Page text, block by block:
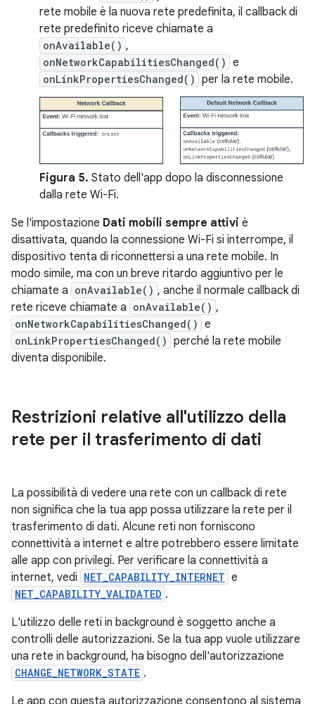
rete mobile è la nuova rete predefinita, il callback di
rete predefinito riceve chiamate a
onAvailable() ,
onNetworkCapabilitiesChanged() e
onLinkPropertiesChanged() per la rete mobile.
Figura 5. Stato dell'app dopo la disconnessione
dalla rete Wi-Fi.
Se l'impostazione Dati mobili sempre attivi è
disattivata, quando la connessione Wi-Fi si interrompe, il
dispositivo tenta di riconnettersi a una rete mobile. In
modo simile, ma con un breve ritardo aggiuntivo per le
chiamate a onAvailable() , anche il normale callback di
rete riceve chiamate a onAvailable() ,
onNetworkCapabilitiesChanged() e
onLinkPropertiesChanged() perché la rete mobile
diventa disponibile.
Restrizioni relative all'utilizzo della
rete per il trasferimento di dati
La possibilità di vedere una rete con un callback di rete
non significa che la tua app possa utilizzare la rete per il
trasferimento di dati. Alcune reti non forniscono
connettività a internet e altre potrebbero essere limitate
alle app con privilegi. Per verificare la connettività a
internet, vedi NET_CAPABILITY_INTERNET e
NET_CAPABILITY_VALIDATED .
L'utilizzo delle reti in background è soggetto anche a
controlli delle autorizzazioni. Se la tua app vuole utilizzare
una rete in background, ha bisogno dell'autorizzazione
CHANGE_NETWORK_STATE .
Le app con questa autorizzazione consentono al sistema